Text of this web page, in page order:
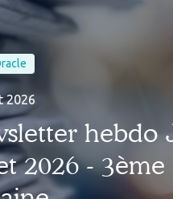
2026
hebdo
2026 - 3ème